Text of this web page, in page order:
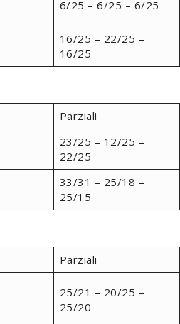
6/25 – 6/25 – 6/25
16/25 – 22/25 –
16/25
Parziali
23/25 – 12/25 –
22/25
33/31 – 25/18 –
25/15
Parziali
25/21 – 20/25 –
25/20